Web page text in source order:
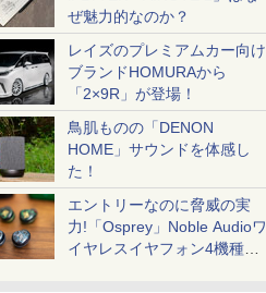
ぜ魅力的なのか？
レイズのプレミアムカー向け
ブランドHOMURAから
「2×9R」が登場！
鳥肌ものの「DENON
HOME」サウンドを体感し
た！
エントリーなのに脅威の実
力!「Osprey」Noble Audioワ
イヤレスイヤフォン4機種を